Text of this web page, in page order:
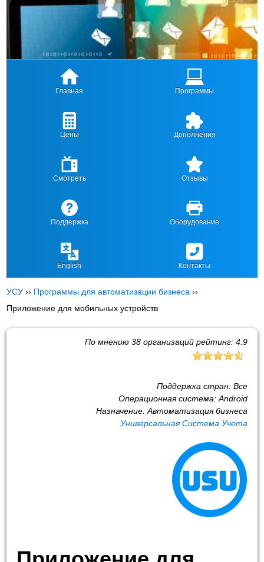
Главная Программы
Цены Дополнения
Смотреть Отзывы
Поддержка Оборудование
English Контакты
УСУ ›› Программы для автоматизации бизнеса ››
Приложение для мобильных устройств
По мнению 38организаций рейтинг: 4.9
Поддержка стран: Все
Операционная система: Android
Назначение: Автоматизация бизнеса
Универсальная Система Учета